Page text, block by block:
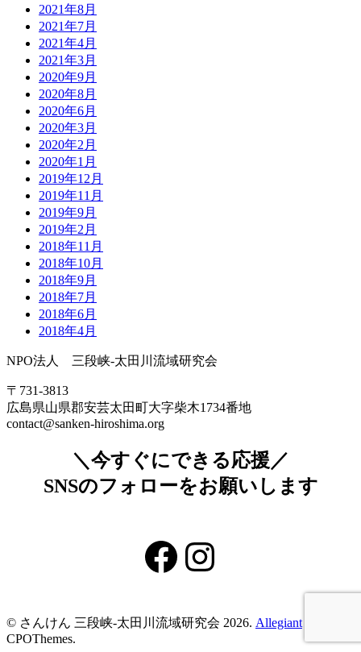
2021年8月
2021年7月
2021年4月
2021年3月
2020年9月
2020年8月
2020年6月
2020年3月
2020年2月
2020年1月
2019年12月
2019年11月
2019年9月
2019年2月
2018年11月
2018年10月
2018年9月
2018年7月
2018年6月
2018年4月
NPO法人 三段峡-太田川流域研究会
〒731-3813
広島県山県郡安芸太田町大字柴木1734番地
contact@sanken-hiroshima.org
＼今すぐにできる応援／
SNSのフォローをお願いします
Facebook
Instagram
© さんけん 三段峡‐太田川流域研究会 2026. Allegiant
CPOThemes.